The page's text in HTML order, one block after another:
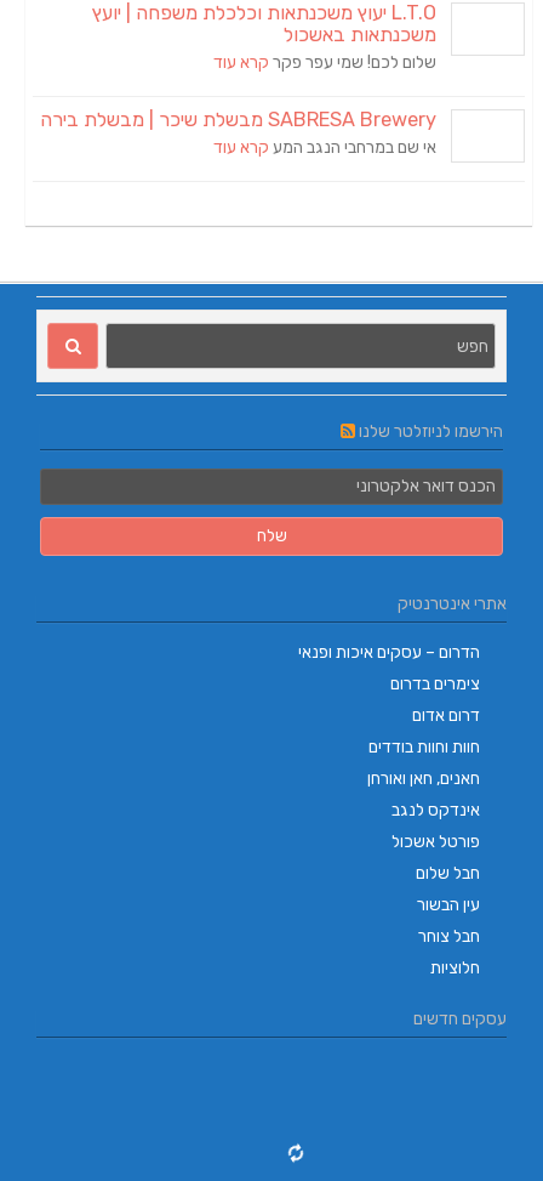
L.T.O יעוץ משכנתאות וכלכלת משפחה | יועץ
משכנתאות באשכול
שלום לכם! שמי עפר פקר קרא עוד
SABRESA Brewery מבשלת שיכר | מבשלת בירה
אי שם במרחבי הנגב המע קרא עוד
הירשמו לניוזלטר שלנו
אתרי אינטרנטיק
הדרום – עסקים איכות ופנאי
צימרים בדרום
דרום אדום
חוות וחוות בודדים
חאנים, חאן ואורחן
אינדקס לנגב
פורטל אשכול
חבל שלום
עין הבשור
חבל צוחר
חלוציות
עסקים חדשים